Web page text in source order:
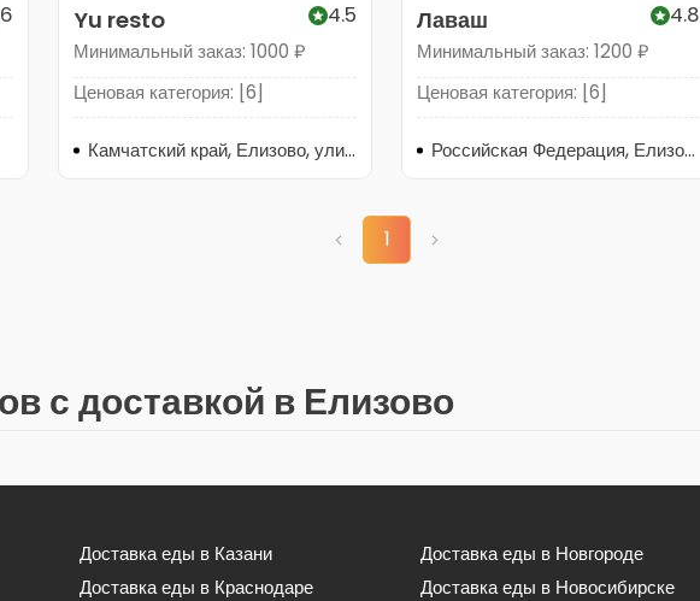
Yu resto 4.5
Минимальный заказ: 1000 ₽
Ценовая категория: [6]
Камчатский край, Елизово, улица Виталия Кручины, 38А
Лаваш 4.8
Минимальный заказ: 1200 ₽
Ценовая категория: [6]
Российская Федерация, Елизово, Камчатский край, Елизово, площадь Ленина, 1
1
с доставкой в Елизово
Доставка еды в Казани
Доставка еды в Краснодаре
Доставка еды в Новгороде
Доставка еды в Новосибирске